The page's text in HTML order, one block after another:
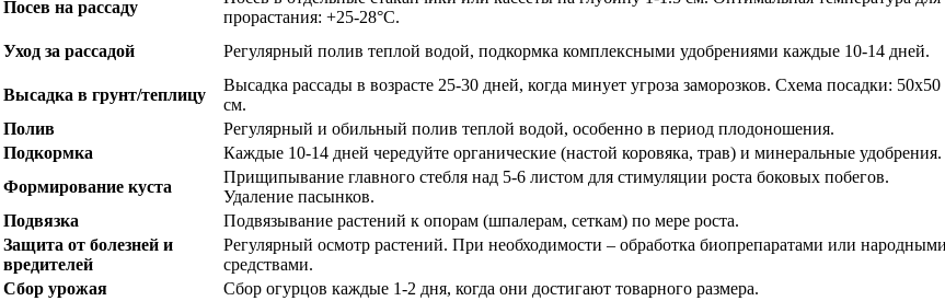
Посев на рассаду
прорастания: +25-28°C.
Уход за рассадой
Регулярный полив теплой водой, подкормка комплексными удобрениями каждые 10-14 дней.
Высадка в грунт/теплицу
Высадка рассады в возрасте 25-30 дней, когда минует угроза заморозков. Схема посадки: 50х50
см.
Полив
Регулярный и обильный полив теплой водой, особенно в период плодоношения.
Подкормка
Каждые 10-14 дней чередуйте органические (настой коровяка, трав) и минеральные удобрения.
Формирование куста
Прищипывание главного стебля над 5-6 листом для стимуляции роста боковых побегов.
Удаление пасынков.
Подвязка
Подвязывание растений к опорам (шпалерам, сеткам) по мере роста.
Защита от болезней и
вредителей
Регулярный осмотр растений. При необходимости – обработка биопрепаратами или народными
средствами.
Сбор урожая
Сбор огурцов каждые 1-2 дня, когда они достигают товарного размера.